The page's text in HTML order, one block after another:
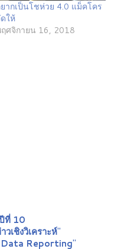
ากเป็นโชห่วย 4.0 แม็คโคร
ให้
ศจิกายน 16, 2018
ที่ 10
เชิงวิเคราะห์"
Reporting"